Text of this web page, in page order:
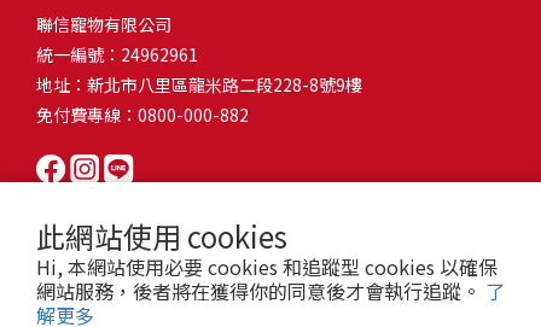
此網站使用 cookies
Hi, 本網站使用必要 cookies 和追蹤型 cookies 以確保
網站服務，後者將在獲得你的同意後才會執行追蹤。 了
解更多
尿尿？A: 建立固定如廁時間表，成功時立即獎勵。限制活動範圍並
密切監督。意外發生時不責罵，使用專用除臭劑徹底清理。Q5: 幼犬
一直吠叫怎麼辦？A: 找出原因（尋求注意力、警戒、焦慮）。訓練
「安靜」指令，停止吠叫時獎勵。避免對吠叫作出反應，確保充分
向獎勵比懲罰更有效且健康。懲罰可能導致恐懼或攻擊行為，破壞
狗狗怎麼辦？A: 循序漸進社交化，從友善成犬開始。不強迫互動，
正面經驗後給予獎勵。考慮參加專業幼犬社交課程。Q8: 幼犬分離焦
慮要如何處理？A: 練習短暫分離，逐漸延長。離開和返家時保持低
調。提供能分散注意力的玩具，建立可預測的離家儀式。每隻幼犬
有血絲、異味特別重，那就要小心可能是 寄生蟲感染（如蛔蟲、鈎
蟲、球蟲）或腸胃炎、腸道疾病。這類情況會影響營養吸收，長期
下來甚至可能造成貓咪消瘦、免疫力下降。定期驅蟲（幼貓建議每
月一次，成貓每 3~6 個月一次）。觀察貓咪精神狀態，如果還伴隨
嘔吐、食慾下降，務必儘早就醫。重點提醒：如果貓咪拉肚子超過 2
天，或糞便異常，應立即帶去獸醫院檢查！ 貓咪拉肚子原因5. 情緒
壓力影響腸胃壓力不只影響人類，也會影響貓咪的腸胃！過度緊
張、焦慮、驚嚇（如煙火聲、大聲喧嘩），都可能讓貓咪拉肚子。
尤其是個性敏感的貓咪，對變化的適應力比較低，壓力一大，腸胃
就先「罷工」。減少壓力來源，盡量讓貓咪的作息固定。給貓咪陪
髮打結和皮膚問題。建議週期：短毛貓每週梳1-2次，長毛貓則建議
2-3天梳一次。挑選合適的梳具也很重要，可以準備橡膠刷、鬃毛刷
或專用脫毛梳，依照毛質選擇。記得將梳毛變成愉快的日常儀式，
不僅能增加你們的互動時間，也讓貓咪享受被梳理的舒適感！預防
貓掉毛方法2：定期洗澡「貓咪會自己清潔，不需要洗澡」這個想法
其實不完全正確哦！適當的洗澡能幫助貓咪清除死毛和皮屑，減少
澡頻率不宜過高，一般室內貓咪1-3個月洗一次就足夠，過度洗澡反
而會造成皮膚乾燥。選擇專為貓咪設計的溫和洗毛精，洗後一定要
完全吹乾，避免濕毛造成皮膚問題。如果貓咪特別害怕洗澡，可以
花費3：貓跳台貓咪雖然不需要外出進行放電，但在家中還是需要擺
放高度適合的貓跳台提供貓咪玩耍，貓跳台與貓窩相同，能給予貓
咪對於環境的安全感。一次性養貓用品相關花費4：貓砂盆貓咪排泄
用品，可選擇合適貓咪體型大小，不宜過小。一次性養貓用品相關
想，需要準備一個能夠讓牠們放肆磨爪的貓抓板。一次性養貓用品
時，外出籠就非常重要，平常也可以適度讓貓咪適應外出籠，避免
緊急情況時，貓咪過度抗拒。總結來說貓咪在健康及用品的一次性
費用大約落在 $ 7900~ $ 11600不等。雖說金額看起來不少，但以上
聯信寵物有限公司
統一編號：24962961
地址：新北市八里區龍米路二段228-8號9樓
免付費專線：0800-000-882